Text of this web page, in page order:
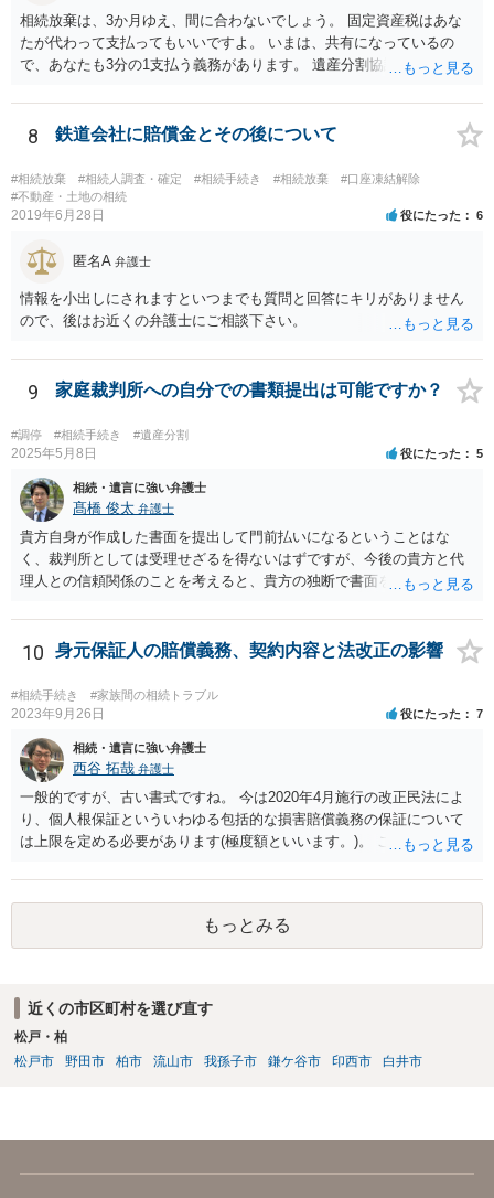
相続放棄は、3か月ゆえ、間に合わないでしょう。 固定資産税はあな
たが代わって支払ってもいいですよ。 いまは、共有になっているの
で、あなたも3分の1支払う義務があります。 遺産分割協議をして、不
払い義務があります。
8 鉄道会社に賠償金とその後について
#相続放棄 #相続人調査・確定 #相続手続き #相続放棄
#口座凍結解除
#不動産・土地の相続
2019年6月28日 役にたった 6
匿名A 弁護士
情報を小出しにされますといつまでも質問と回答にキリがありません
ので、後はお近くの弁護士にご相談下さい。
9 家庭裁判所への自分での書類提出は可能ですか？
#調停 #相続手続き #遺産分割
2025年5月8日 役にたった 5
相続・遺言に強い弁護士
髙橋 俊太 弁護士
貴方自身が作成した書面を提出して門前払いになるということはな
く、裁判所としては受理せざるを得ないはずですが、今後の貴方と代
理人との信頼関係のことを考えると、貴方の独断で書面を提出したり
士が主張書面の提出を渋っているようですが、弁護士として提出の実
益がないと考えている可能性もあると思いますので、そのあたりも含
めて、弁護士見解を確認等するためによく打ち合わせた方がよいと思
います。単に面倒臭いということで書面提出をしないということであ
れば、当該弁護士との委任関係を修了した上で、貴方のほうで書面提
出することを検討なさった方がよいでしょう。
10 身元保証人の賠償義務、契約内容と法改正の影響
#相続手続き #家族間の相続トラブル
2023年9月26日 役にたった 7
相続・遺言に強い弁護士
西谷 拓哉 弁護士
一般的ですが、古い書式ですね。 今は2020年4月施行の改正民法によ
り、個人根保証といういわゆる包括的な損害賠償義務の保証について
は上限を定める必要があります(極度額といいます。)。 この書式にサ
り、会社側は請求できない可能性が高そうです。
もっとみる
近くの市区町村を選び直す
松戸・柏
松戸市
野田市 柏市 流山市 我孫子市 鎌ケ谷市 印西市 白井市